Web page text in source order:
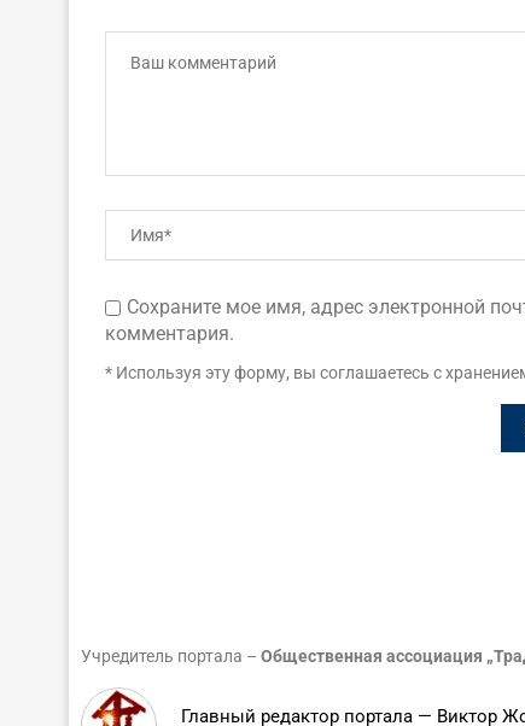
Сохраните мое имя, адрес электронной
комментария.
* Используя эту форму, вы соглашаетесь с
Учредитель портала – Общественная ассоциация
Главный редактор портала — Виктор